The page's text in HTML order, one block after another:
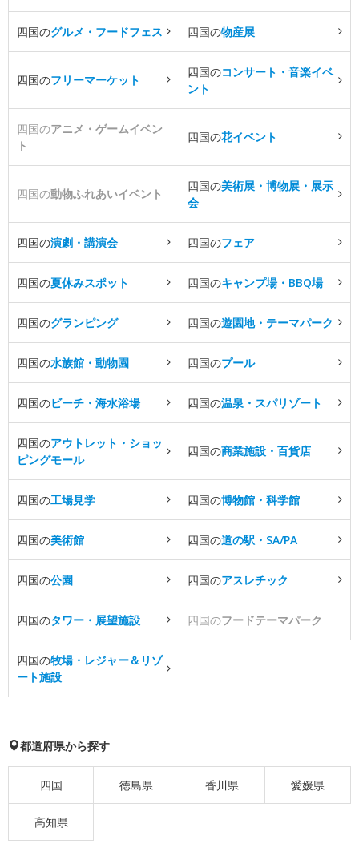
四国のグルメ・フードフェス 四国の物産展
四国のフリーマーケット
四国のコンサート・音楽イベ
ント
四国のアニメ・ゲームイベン
ト
四国の花イベント
四国の動物ふれあいイベント
四国の美術展・博物展・展示
会
四国の演劇・講演会 四国のフェア
四国の夏休みスポット 四国のキャンプ場・BBQ場
四国のグランピング 四国の遊園地・テーマパーク
四国の水族館・動物園 四国のプール
四国のビーチ・海水浴場 四国の温泉・スパリゾート
四国のアウトレット・ショッ
ピングモール
四国の商業施設・百貨店
四国の工場見学 四国の博物館・科学館
四国の美術館 四国の道の駅・SA/PA
四国の公園 四国のアスレチック
四国のタワー・展望施設 四国のフードテーマパーク
四国の牧場・レジャー＆リゾ
ート施設
都道府県から探す
四国 徳島県 香川県 愛媛県
高知県